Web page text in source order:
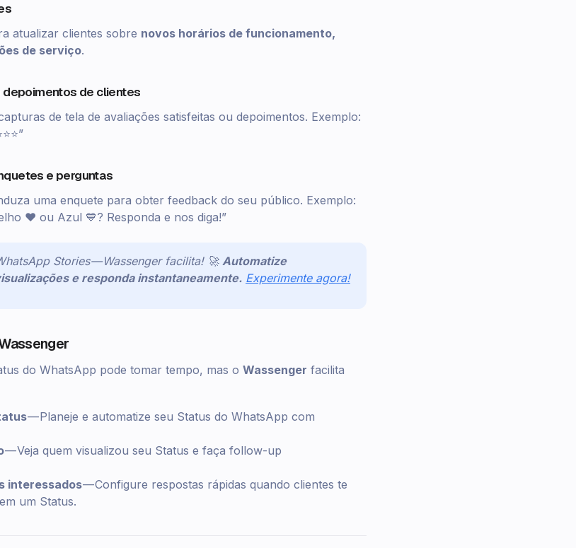
atualizar clientes sobre novos horários de funcionamento,
de serviço.
depoimentos de clientes
de tela de avaliações satisfeitas ou depoimentos. Exemplo:
e perguntas
uma enquete para obter feedback do seu público. Exemplo:
❤️ ou Azul 💙? Responda e nos diga!”
Stories — Wassenger facilita! 🚀 Automatize
e responda instantaneamente. Experimente agora!
do WhatsApp pode tomar tempo, mas o Wassenger facilita
— Planeje e automatize seu Status do WhatsApp com
— Veja quem visualizou seu Status e faça follow-up
interessados— Configure respostas rápidas quando clientes te
um Status.